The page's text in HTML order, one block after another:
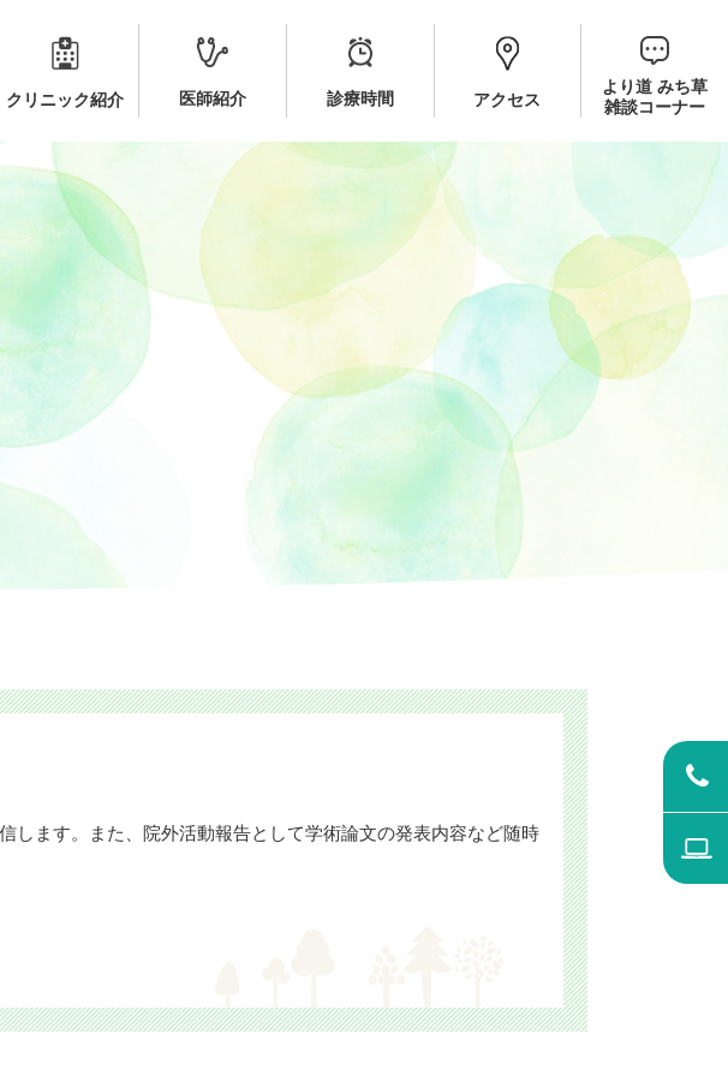
クリニック紹介 医師紹介 診療時間 アクセス
より道 みち草
雑談コーナー
します。また、院外活動報告として学術論文の発表内容など随時